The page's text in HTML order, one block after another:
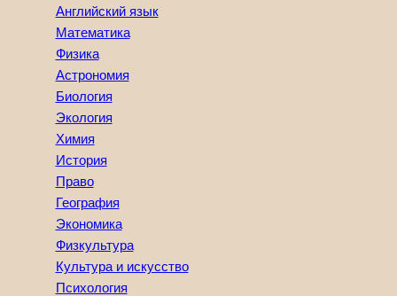
Английский язык
Математика
Физика
Астрономия
Биология
Экология
Химия
История
Право
География
Экономика
Физкультура
Культура и искусство
Психология